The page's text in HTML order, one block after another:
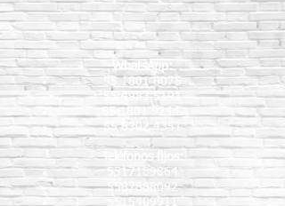
WhatsApp:
55 1801 8075
55 4983 5191
55 6302 4351
Teléfonos fijos:
5517189864
5587888092
5515409911